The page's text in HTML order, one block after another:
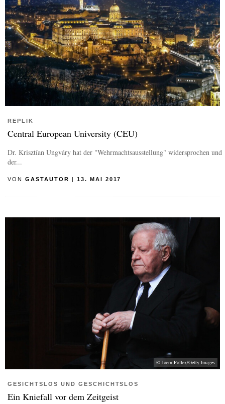
REPLIK
Central European University (CEU)
Dr. Krisztían Ungváry hat der "Wehrmachtsausstellung" widersprochen und
der...
VON GASTAUTOR | 13. MAI 2017
© Joern Pollex/Getty Images
GESICHTSLOS UND GESCHICHTSLOS
Ein Kniefall vor dem Zeitgeist